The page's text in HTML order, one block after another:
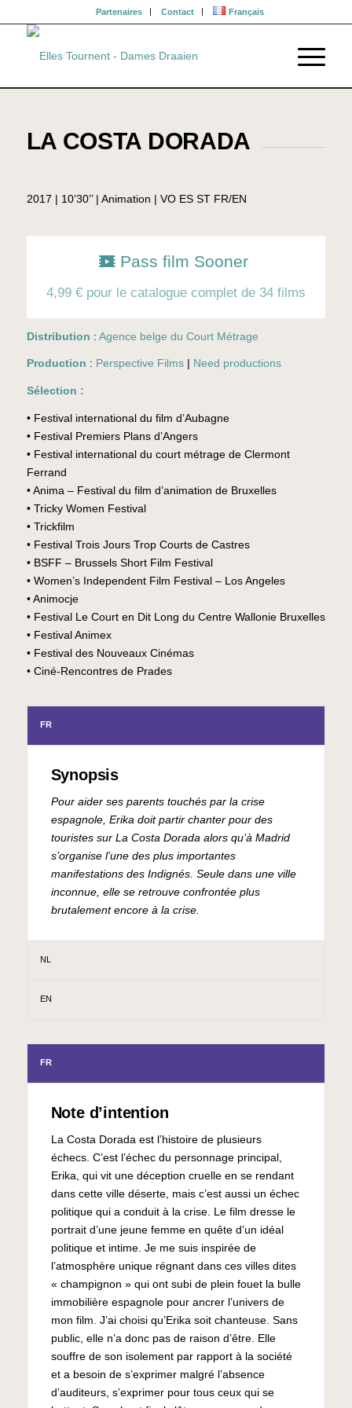
Partenaires Contact Français
LA COSTA DORADA
2017 | 10’30’’ | Animation | VO ES ST FR/EN
Pass film Sooner
4,99 € pour le catalogue complet de 34 films
Distribution : Agence belge du Court Métrage
Production : Perspective Films| Need productions
Sélection :
• Festival international du film d’Aubagne
• Festival Premiers Plans d’Angers
• Festival international du court métrage de Clermont
Ferrand
• Anima – Festival du film d’animation de Bruxelles
• Tricky Women Festival
• Trickfilm
• Festival Trois Jours Trop Courts de Castres
• BSFF – Brussels Short Film Festival
• Women’s Independent Film Festival – Los Angeles
• Animocje
• Festival Le Court en Dit Long du Centre Wallonie Bruxelles
• Festival Animex
• Festival des Nouveaux Cinémas
• Ciné-Rencontres de Prades
FR
Synopsis
Pour aider ses parents touchés par la crise
espagnole, Erika doit partir chanter pour des
touristes sur La Costa Dorada alors qu’à Madrid
s’organise l’une des plus importantes
manifestations des Indignés. Seule dans une ville
inconnue, elle se retrouve confrontée plus
brutalement encore à la crise.
NL
EN
FR
Note d’intention
La Costa Dorada est l’histoire de plusieurs
échecs. C’est l’échec du personnage principal,
Erika, qui vit une déception cruelle en se rendant
dans cette ville déserte, mais c’est aussi un échec
politique qui a conduit à la crise. Le film dresse le
portrait d’une jeune femme en quête d’un idéal
politique et intime. Je me suis inspirée de
l’atmosphère unique régnant dans ces villes dites
« champignon » qui ont subi de plein fouet la bulle
immobilière espagnole pour ancrer l’univers de
mon film. J’ai choisi qu’Erika soit chanteuse. Sans
public, elle n’a donc pas de raison d’être. Elle
souffre de son isolement par rapport à la société
et a besoin de s’exprimer malgré l’absence
d’auditeurs, s’exprimer pour tous ceux qui se